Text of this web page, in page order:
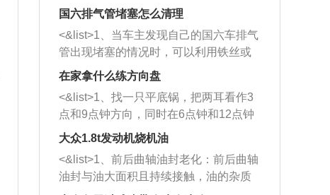
牌，但是中高低端的轮胎都有生产，这
也是为了更好的开拓市场。
国六排气管堵塞怎么清理
<&list>1、当车主发现自己的国六车排气
管出现堵塞的情况时，可以利用铁丝或
者是细棍，直接将杂物给取出来，如果
堵塞情况比较严重，也可以采取应急措
施。 <&list>2、直接利用木棍将所有的
杂物推到排气管里面的位置处，然后将
三元催化器拆解开，就可以将堵塞的东
西取出来。但如果是因为积碳过多引起
的堵塞，就需要将三元催化器泡在草酸
在家拿什么练方向盘
<&list>1、找一只平底锅，把两耳看作3
点和9点钟方向，同时在6点钟和12点钟
方向做一个标记。 <&list>2、双手握住
一圈半的练习，往右同样也要打相同的
圈数。 <&list>3、最后强调要反复练
大众1.8t发动机烧机油
<&list>1、前后曲轴油封老化：前后曲轴
油封与油大面积且持续接触，油的杂质